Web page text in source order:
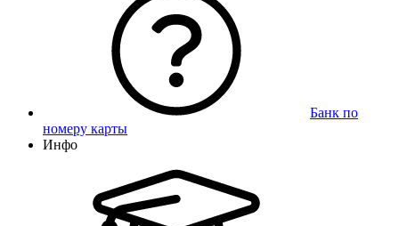
Банк по
номеру карты
Инфо